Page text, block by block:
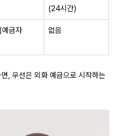
(24시간)
예금자
없음
, 우선은 외화 예금으로 시작하는